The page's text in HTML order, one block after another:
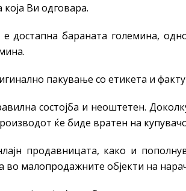
Ви одговара.
достапна бараната големина,
пакување со етикета и
состојба и неоштетен.
ќе биде вратен на
продавницата, како и
малопродажните објекти на